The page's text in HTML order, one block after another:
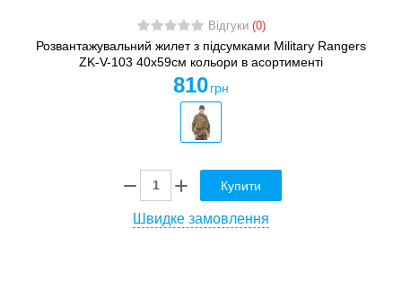
Відгуки (0)
Розвантажувальний жилет з підсумками Military Rangers
ZK-V-103 40х59см кольори в асортименті
810 грн
Купити
Швидке замовлення